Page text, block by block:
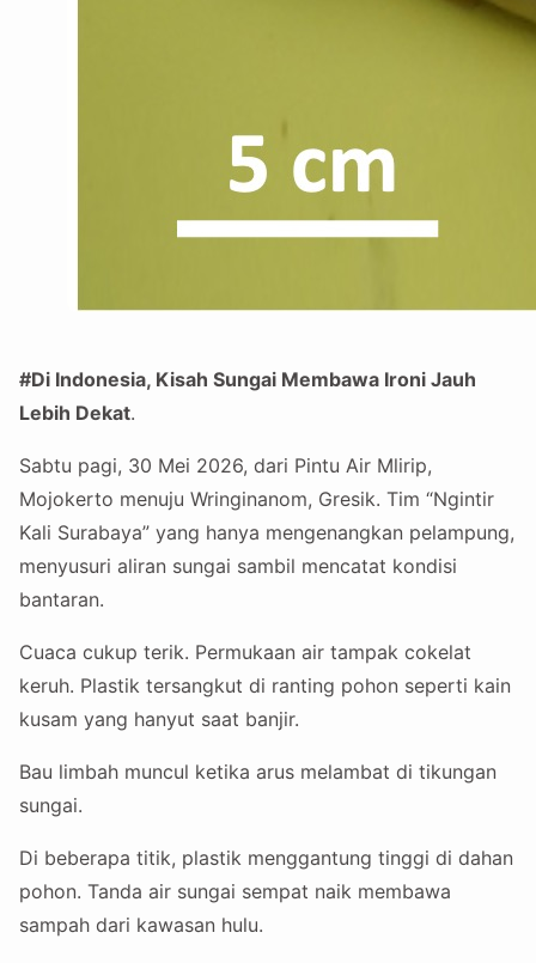
#Di Indonesia, Kisah Sungai Membawa Ironi Jauh
Lebih Dekat.
Sabtu pagi, 30 Mei 2026, dari Pintu Air Mlirip,
Mojokerto menuju Wringinanom, Gresik. Tim “Ngintir
Kali Surabaya” yang hanya mengenangkan pelampung,
menyusuri aliran sungai sambil mencatat kondisi
bantaran.
Cuaca cukup terik. Permukaan air tampak cokelat
keruh. Plastik tersangkut di ranting pohon seperti kain
kusam yang hanyut saat banjir.
Bau limbah muncul ketika arus melambat di tikungan
sungai.
Di beberapa titik, plastik menggantung tinggi di dahan
pohon. Tanda air sungai sempat naik membawa
sampah dari kawasan hulu.